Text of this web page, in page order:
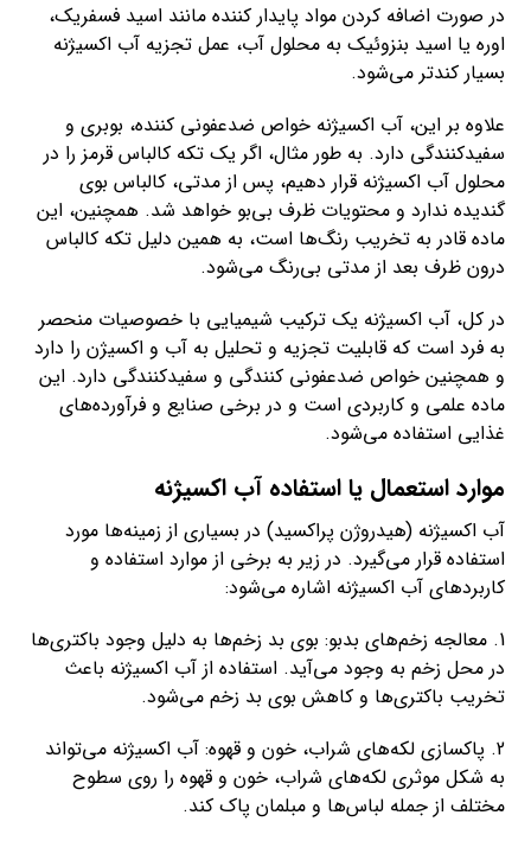
در صورت اضافه کردن مواد پایدار کننده مانند اسید فسفریک،
اوره یا اسید بنزوئیک به محلول آب، عمل تجزیه آب اکسیژنه
بسیار کندتر می‌شود.
علاوه بر این، آب اکسیژنه خواص ضدعفونی کننده، بوبری و
سفیدکنندگی دارد. به طور مثال، اگر یک تکه کالباس قرمز را در
محلول آب اکسیژنه قرار دهیم، پس از مدتی، کالباس بوی
گندیده ندارد و محتویات ظرف بی‌بو خواهد شد. همچنین، این
ماده قادر به تخریب رنگ‌ها است، به همین دلیل تکه کالباس
درون ظرف بعد از مدتی بی‌رنگ می‌شود.
در کل، آب اکسیژنه یک ترکیب شیمیایی با خصوصیات منحصر
به فرد است که قابلیت تجزیه و تحلیل به آب و اکسیژن را دارد
و همچنین خواص ضدعفونی کنندگی و سفیدکنندگی دارد. این
ماده علمی و کاربردی است و در برخی صنایع و فرآورده‌های
غذایی استفاده می‌شود.
موارد استعمال یا استفاده آب اکسیژنه
آب اکسیژنه (هیدروژن پراکسید) در بسیاری از زمینه‌ها مورد
استفاده قرار می‌گیرد. در زیر به برخی از موارد استفاده و
کاربردهای آب اکسیژنه اشاره می‌شود:
1. معالجه زخم‌های بدبو: بوی بد زخم‌ها به دلیل وجود باکتری‌ها
در محل زخم به وجود می‌آید. استفاده از آب اکسیژنه باعث
تخریب باکتری‌ها و کاهش بوی بد زخم می‌شود.
2. پاکسازی لکه‌های شراب، خون و قهوه: آب اکسیژنه می‌تواند
به شکل موثری لکه‌های شراب، خون و قهوه را روی سطوح
مختلف از جمله لباس‌ها و مبلمان پاک کند.